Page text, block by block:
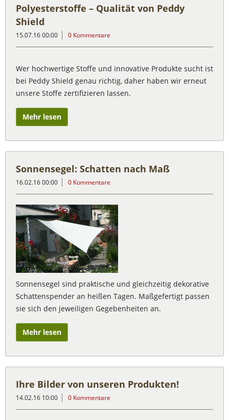
Polyesterstoffe – Qualität von Peddy
Shield
15.07.16 00:00 0 Kommentare
Wer hochwertige Stoffe und innovative Produkte sucht ist
bei Peddy Shield genau richtig, daher haben wir erneut
unsere Stoffe zertifizieren lassen.
Mehr lesen
Sonnensegel: Schatten nach Maß
16.02.16 00:00 0 Kommentare
Sonnensegel sind praktische und gleichzeitig dekorative
Schattenspender an heißen Tagen. Maßgefertigt passen
sie sich den jeweiligen Gegebenheiten an.
Mehr lesen
Ihre Bilder von unseren Produkten!
14.02.16 10:00 0 Kommentare